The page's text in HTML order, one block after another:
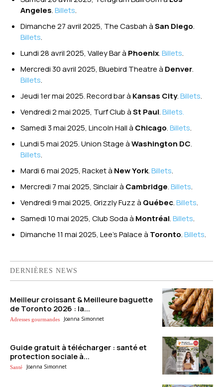
Angeles.Billets.
Dimanche 27 avril 2025, The Casbah àSan Diego.
Billets.
Lundi 28 avril 2025, Valley Bar à Phoenix.Billets.
Mercredi 30 avril 2025, Bluebird Theatre à Denver.
Billets.
Jeudi 1er mai 2025. Record bar à Kansas City.Billets.
Vendredi 2 mai 2025, Turf Club àSt Paul.Billets.
Samedi 3 mai 2025, Lincoln Hall à Chicago.Billets.
Lundi 5 mai 2025. Union Stage àWashington DC.
Billets.
Mardi 6 mai 2025, Racket à New York.Billets.
Mercredi 7 mai 2025, Sinclair à Cambridge.Billets.
Vendredi 9 mai 2025, Grizzly Fuzz à Québec.Billets.
Samedi 10 mai 2025, Club Soda à Montréal.Billets.
Dimanche 11 mai 2025, Lee’s Palace à Toronto.Billets.
DERNIÈRES NEWS
Meilleur croissant & Meilleure baguette
de Toronto 2026 : la...
Adresses gourmandes Joanna Simonnet
Guide gratuit à télécharger : santé et
protection sociale à...
Santé Joanna Simonnet